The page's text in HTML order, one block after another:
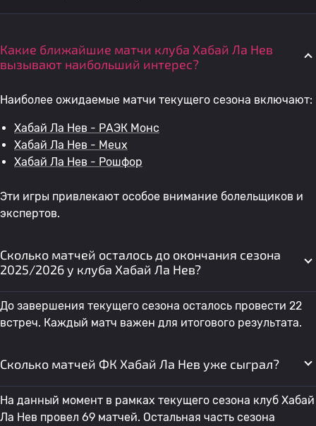
Какие ближайшие матчи клуба Хабай Ла Нев
вызывают наибольший интерес?
Наиболее ожидаемые матчи текущего сезона включают:
Хабай Ла Нев - РАЭК Монс
Хабай Ла Нев - Meux
Хабай Ла Нев - Рошфор
Эти игры привлекают особое внимание болельщиков и
экспертов.
Сколько матчей осталось до окончания сезона
2025/2026 у клуба Хабай Ла Нев?
До завершения текущего сезона осталось провести 22
встреч. Каждый матч важен для итогового результата.
Сколько матчей ФК Хабай Ла Нев уже сыграл?
На данный момент в рамках текущего сезона клуб Хабай
Ла Нев провел 69 матчей. Остальная часть сезона